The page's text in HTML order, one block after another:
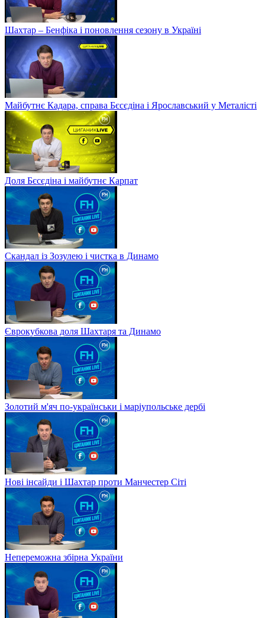
Шахтар – Бенфіка і поновлення сезону в Україні
Майбутнє Кадара, справа Бєсєдіна і Ярославський у Металісті
Доля Бєсєдіна і майбутнє Карпат
Скандал із Зозулею і чистка в Динамо
Єврокубкова доля Шахтаря та Динамо
Золотий м'яч по-українськи і маріупольське дербі
Нові інсайди і Шахтар проти Манчестер Сіті
Непереможна збірна України